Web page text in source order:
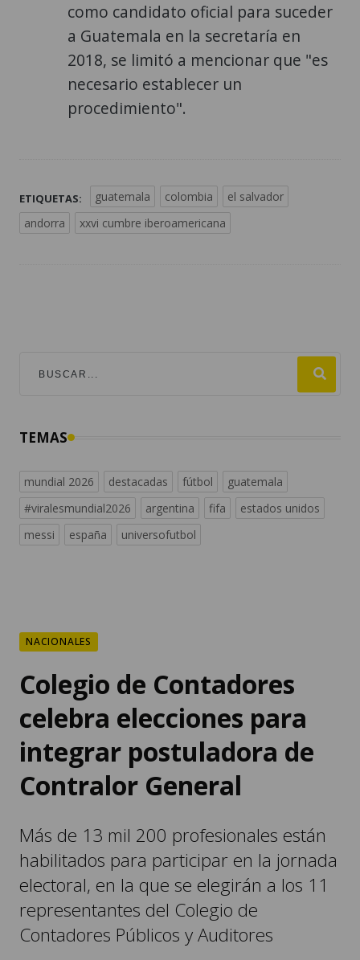
como candidato oficial para suceder
a Guatemala en la secretaría en
2018, se limitó a mencionar que "es
necesario establecer un
procedimiento".
ETIQUETAS: guatemala colombia
el salvador
andorra
xxvi cumbre iberoamericana
TEMAS
mundial 2026 destacadas fútbol
guatemala
#viralesmundial2026
argentina fifa
estados unidos
messi
españa universofutbol
NACIONALES
Colegio de Contadores
celebra elecciones para
integrar postuladora de
Contralor General
Más de 13 mil 200 profesionales están
habilitados para participar en la jornada
electoral, en la que se elegirán a los 11
representantes del Colegio de
Contadores Públicos y Auditores